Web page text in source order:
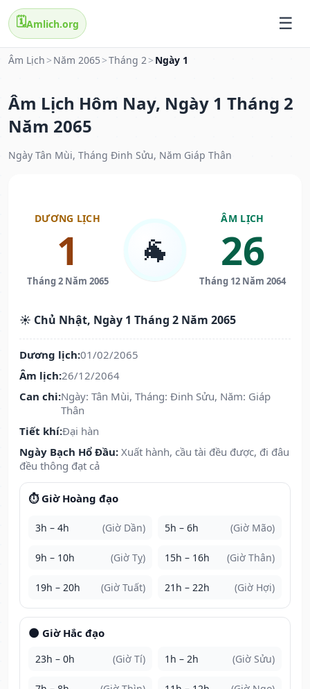
🗓️Amlich.org
Âm Lịch > Năm 2065 >Tháng 2> Ngày 1
Âm Lịch Hôm Nay, Ngày 1 Tháng 2
Năm 2065
Ngày Tân Mùi, Tháng Đinh Sửu, Năm Giáp Thân
DƯƠNG LỊCH
1
Tháng 2 Năm 2065
🐐
ÂM LỊCH
26
Tháng 12 Năm 2064
☀️ Chủ Nhật, Ngày 1 Tháng 2 Năm 2065
Dương lịch:01/02/2065
Âm lịch:26/12/2064
Can chi:Ngày: Tân Mùi, Tháng: Đinh Sửu, Năm: Giáp
Thân
Tiết khí:Đại hàn
Ngày Bạch Hổ Đầu: Xuất hành, cầu tài đều được, đi đâu
đều thông đạt cả
⏱️ Giờ Hoàng đạo
3h – 4h (Giờ Dần) 5h – 6h (Giờ Mão)
9h – 10h (Giờ Tỵ) 15h – 16h (Giờ Thân)
19h – 20h (Giờ Tuất) 21h – 22h (Giờ Hợi)
🌑 Giờ Hắc đạo
23h – 0h (Giờ Tí) 1h – 2h (Giờ Sửu)